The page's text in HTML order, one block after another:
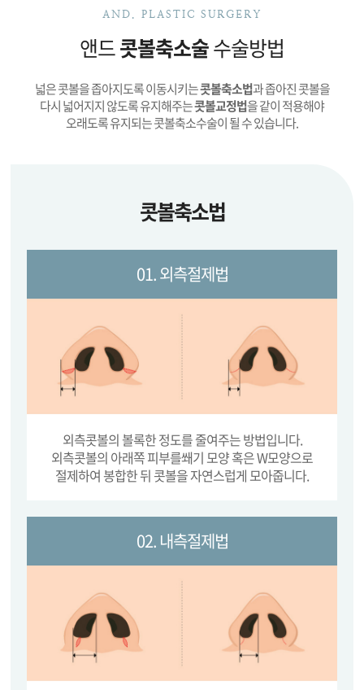
AND. PLASTIC SURGERY
앤드콧볼축소술수술방법
넓은 콧볼을 좁아지도록 이동시키는콧볼축소법과좁아진 콧볼을
다시 넓어지지 않도록 유지해주는콧볼교정법을 같이 적용해야
오래도록 유지되는 콧볼축소수술이 될 수 있습니다.
콧볼축소법
01. 외측절제법
외측콧볼의 볼록한 정도를 줄여주는 방법입니다.
외측콧볼의 아래쪽 피부를쐐기 모양 혹은 W모양으로
절제하여 봉합한 뒤 콧볼을 자연스럽게 모아줍니다.
02. 내측절제법